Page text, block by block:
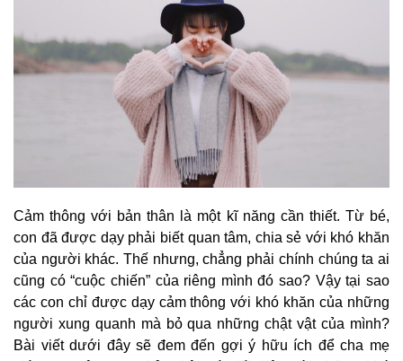
Cảm thông với bản thân là một kĩ năng cần thiết. Từ bé,
con đã được dạy phải biết quan tâm, chia sẻ với khó khăn
của người khác. Thế nhưng, chẳng phải chính chúng ta ai
cũng có “cuộc chiến” của riêng mình đó sao? Vậy tại sao
các con chỉ được dạy cảm thông với khó khăn của những
người xung quanh mà bỏ qua những chật vật của mình?
Bài viết dưới đây sẽ đem đến gợi ý hữu ích để cha mẹ